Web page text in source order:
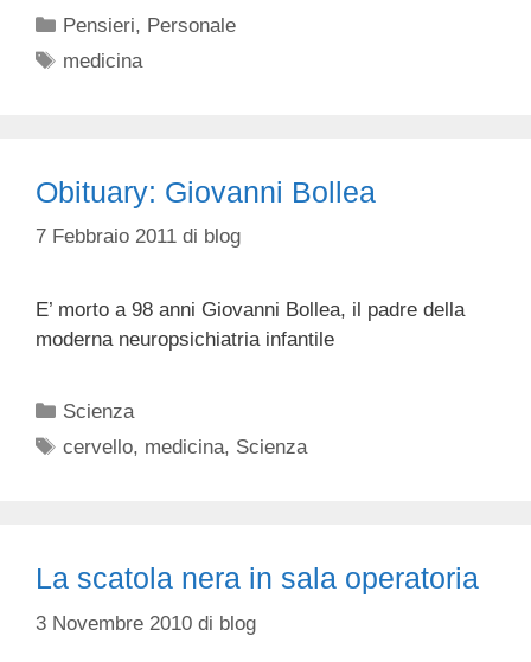
Categorie
Pensieri, Personale
Tag
medicina
Obituary: Giovanni Bollea
7 Febbraio 2011 di blog
E’ morto a 98 anni Giovanni Bollea, il padre della
moderna neuropsichiatria infantile
Categorie
Scienza
Tag
cervello, medicina, Scienza
La scatola nera in sala operatoria
3 Novembre 2010 di blog